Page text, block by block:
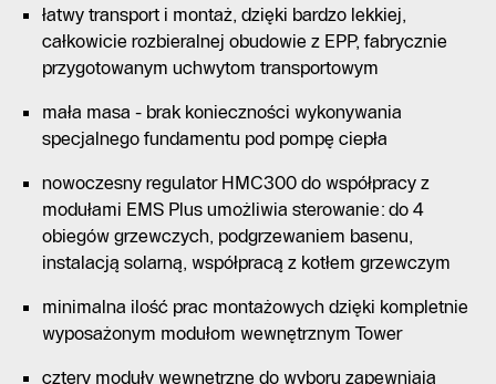
łatwy transport i montaż, dzięki bardzo lekkiej,
całkowicie rozbieralnej obudowie z EPP, fabrycznie
przygotowanym uchwytom transportowym
mała masa - brak konieczności wykonywania
specjalnego fundamentu pod pompę ciepła
nowoczesny regulator HMC300 do współpracy z
modułami EMS Plus umożliwia sterowanie: do 4
obiegów grzewczych, podgrzewaniem basenu,
instalacją solarną, współpracą z kotłem grzewczym
minimalna ilość prac montażowych dzięki kompletnie
wyposażonym modułom wewnętrznym Tower
cztery moduły wewnętrzne do wyboru zapewniają